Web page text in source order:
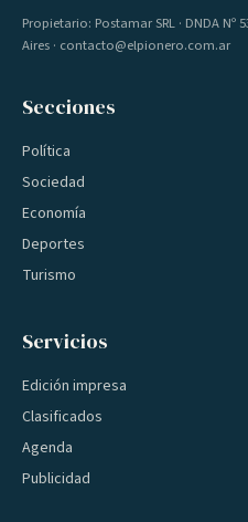
Propietario: Postamar SRL · DNDA Nº
Aires · contacto@elpionero.com.ar
Secciones
Política
Sociedad
Economía
Deportes
Turismo
Servicios
Edición impresa
Clasificados
Agenda
Publicidad